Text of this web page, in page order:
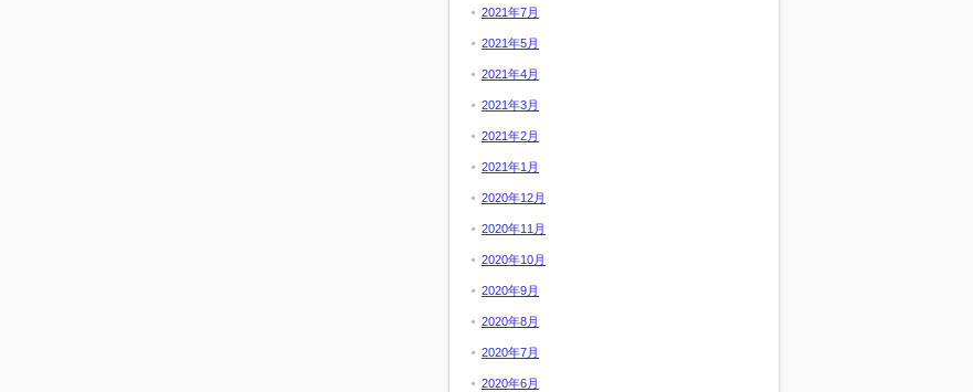
2021年7月
2021年5月
2021年4月
2021年3月
2021年2月
2021年1月
2020年12月
2020年11月
2020年10月
2020年9月
2020年8月
2020年7月
2020年6月